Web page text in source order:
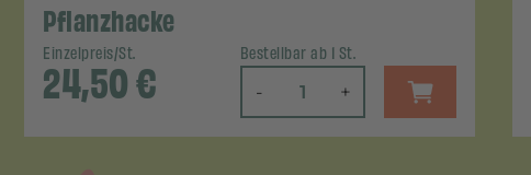
Pflanzhacke
Einzelpreis/St.
24,50€
Bestellbar ab 1 St.
- +